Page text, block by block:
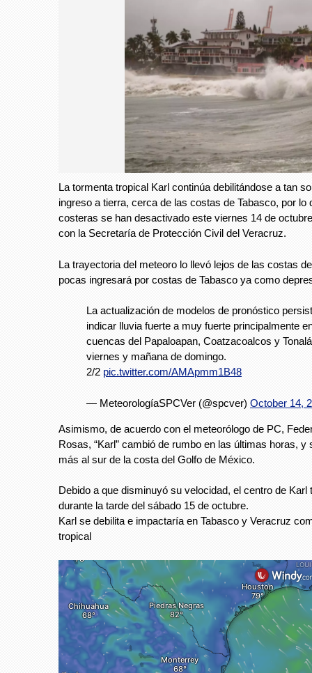
La tormenta tropical Karl continúa debilitándose a tan
ingreso a tierra, cerca de las costas de Tabasco, por lo
costeras se han desactivado este viernes 14 de
con la Secretaría de Protección Civil del Veracruz.
La trayectoria del meteoro lo llevó lejos de las costas
pocas ingresará por costas de Tabasco ya como
La actualización de modelos de pronóstico
indicar lluvia fuerte a muy fuerte principalmente
cuencas del Papaloapan, Coatzacoalcos y
viernes y mañana de domingo.
2/2 pic.twitter.com/AMApmm1B48
— MeteorologíaSPCVer (@spcver) October 14,
Asimismo, de acuerdo con el meteorólogo de PC,
Rosas, “Karl” cambió de rumbo en las últimas horas, y
más al sur de la costa del Golfo de México.
Debido a que disminuyó su velocidad, el centro de Karl
durante la tarde del sábado 15 de octubre.
Karl se debilita e impactaría en Tabasco y Veracruz
tropical